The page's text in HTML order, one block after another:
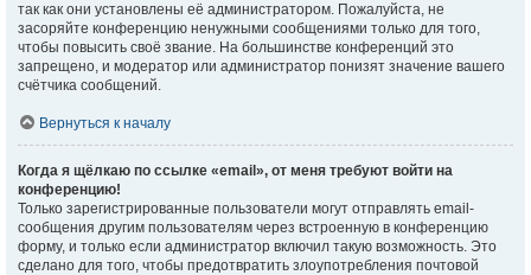
так как они установлены её администратором. Пожалуйста, не
засоряйте конференцию ненужными сообщениями только для того,
чтобы повысить своё звание. На большинстве конференций это
запрещено, и модератор или администратор понизят значение вашего
счётчика сообщений.
Вернуться к началу
Когда я щёлкаю по ссылке «email», от меня требуют войти на
конференцию!
Только зарегистрированные пользователи могут отправлять email-
сообщения другим пользователям через встроенную в конференцию
форму, и только если администратор включил такую возможность. Это
сделано для того, чтобы предотвратить злоупотребления почтовой